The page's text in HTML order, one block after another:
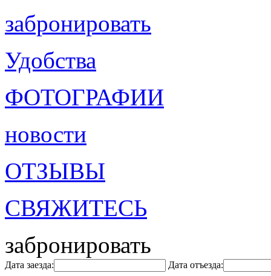
забронировать
Удобства
ФОТОГРАФИИ
новости
ОТЗЫВЫ
СВЯЖИТЕСЬ
забронировать
Дата заезда: Дата отъезда: